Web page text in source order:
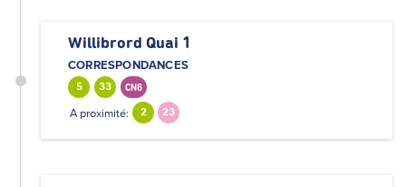
Willibrord Quai 1
CORRESPONDANCES
5 33 CN8
A proximité: 2 23